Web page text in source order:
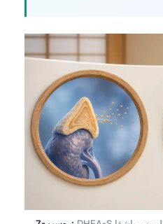
ქართული
Русский
Lietuvių kalba
Polski
한국어
Slovenščina
Magyar